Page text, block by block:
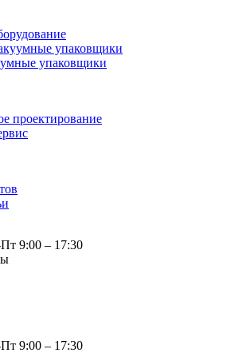
упаковщики
упаковщики
проектирование
9:00 – 17:30
9:00 – 17:30